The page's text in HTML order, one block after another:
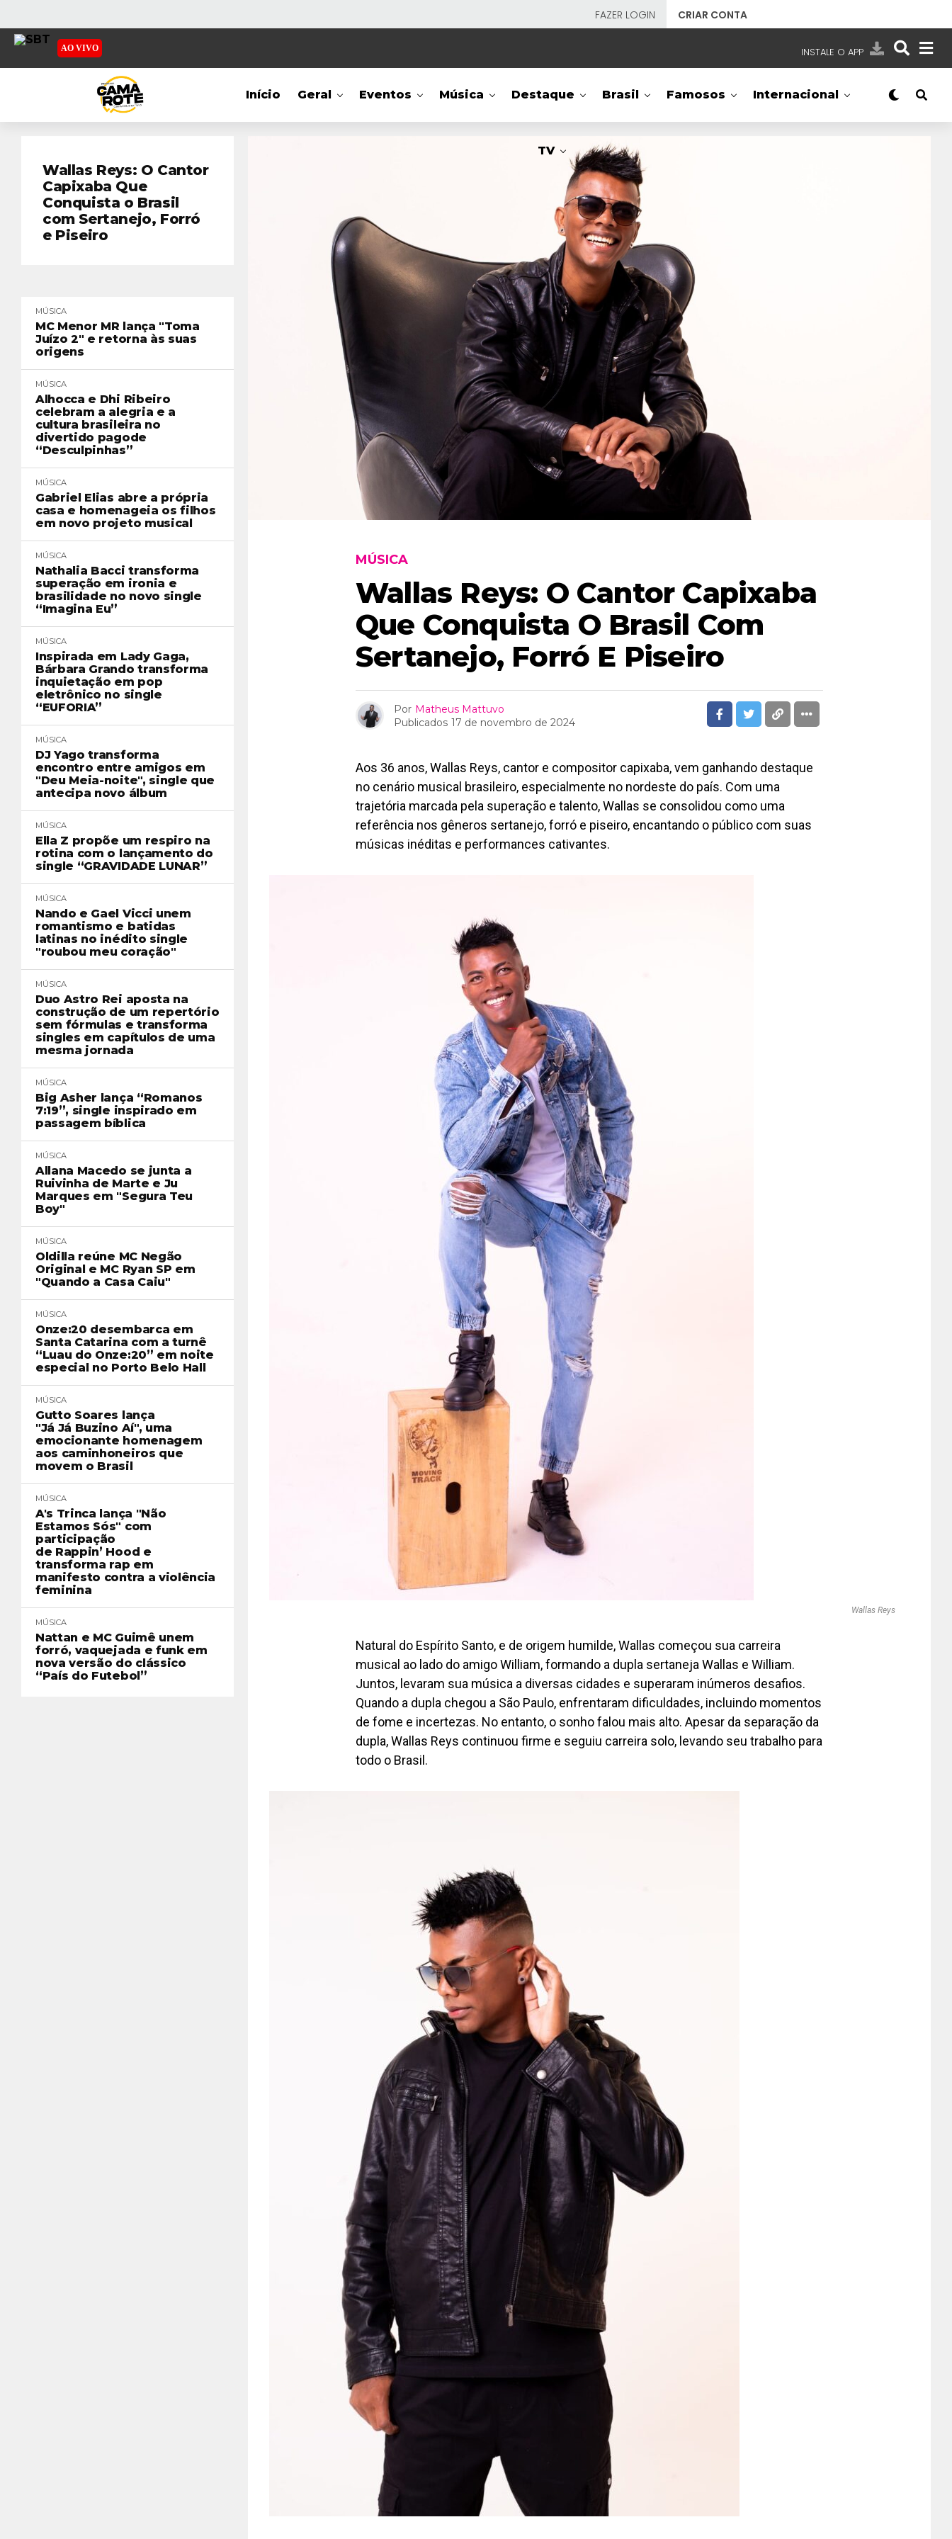
FAZER LOGIN CRIAR CONTA
AO VIVO INSTALE O APP
NOSSAS REDES APP TV SBT
Início Geral Eventos Música Destaque Brasil Famosos Internacional
TV
Wallas Reys: O Cantor
Capixaba Que
Conquista o Brasil
com Sertanejo, Forró
e Piseiro
MÚSICA
MC Menor MR lança "Toma
Juízo 2" e retorna às suas
origens
MÚSICA
Alhocca e Dhi Ribeiro
celebram a alegria e a
cultura brasileira no
divertido pagode
“Desculpinhas”
MÚSICA
Gabriel Elias abre a própria
casa e homenageia os filhos
em novo projeto musical
MÚSICA
Nathalia Bacci transforma
superação em ironia e
brasilidade no novo single
“Imagina Eu”
MÚSICA
Inspirada em Lady Gaga,
Bárbara Grando transforma
inquietação em pop
eletrônico no single
“EUFORIA”
MÚSICA
DJ Yago transforma
encontro entre amigos em
"Deu Meia-noite", single que
antecipa novo álbum
MÚSICA
Ella Z propõe um respiro na
rotina com o lançamento do
single “GRAVIDADE LUNAR”
MÚSICA
Nando e Gael Vicci unem
romantismo e batidas
latinas no inédito single
"roubou meu coração"
MÚSICA
Duo Astro Rei aposta na
construção de um repertório
sem fórmulas e transforma
singles em capítulos de uma
mesma jornada
MÚSICA
Big Asher lança “Romanos
7:19”, single inspirado em
passagem bíblica
MÚSICA
Allana Macedo se junta a
Ruivinha de Marte e Ju
Marques em "Segura Teu
Boy"
MÚSICA
Oldilla reúne MC Negão
Original e MC Ryan SP em
"Quando a Casa Caiu"
MÚSICA
Onze:20 desembarca em
Santa Catarina com a turnê
“Luau do Onze:20” em noite
especial no Porto Belo Hall
MÚSICA
Gutto Soares lança
"Já Já Buzino Aí", uma
emocionante homenagem
aos caminhoneiros que
movem o Brasil
MÚSICA
A's Trinca lança "Não
Estamos Sós" com
participação
de Rappin’ Hood e
transforma rap em
manifesto contra a violência
feminina
MÚSICA
Nattan e MC Guimê unem
forró, vaquejada e funk em
nova versão do clássico
“País do Futebol”
MÚSICA
Wallas Reys: O Cantor Capixaba
Que Conquista O Brasil Com
Sertanejo, Forró E Piseiro
Por Matheus Mattuvo
Publicados 17 de novembro de 2024
Aos 36 anos, Wallas Reys, cantor e compositor capixaba, vem ganhando destaque
no cenário musical brasileiro, especialmente no nordeste do país. Com uma
trajetória marcada pela superação e talento, Wallas se consolidou como uma
referência nos gêneros sertanejo, forró e piseiro, encantando o público com suas
músicas inéditas e performances cativantes.
Wallas Reys
Natural do Espírito Santo, e de origem humilde, Wallas começou sua carreira
musical ao lado do amigo William, formando a dupla sertaneja Wallas e William.
Juntos, levaram sua música a diversas cidades e superaram inúmeros desafios.
Quando a dupla chegou a São Paulo, enfrentaram dificuldades, incluindo momentos
de fome e incertezas. No entanto, o sonho falou mais alto. Apesar da separação da
dupla, Wallas Reys continuou firme e seguiu carreira solo, levando seu trabalho para
todo o Brasil.